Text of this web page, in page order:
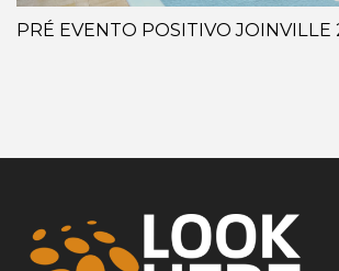
PRÉ EVENTO POSITIVO